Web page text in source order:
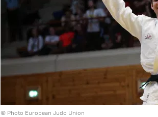
© Photo European Judo Union